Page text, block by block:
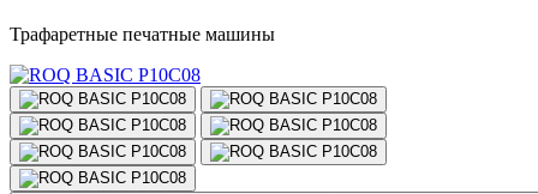
Трафаретные печатные машины